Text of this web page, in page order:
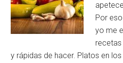
Por
yo me
y rápidas de hacer. Platos en